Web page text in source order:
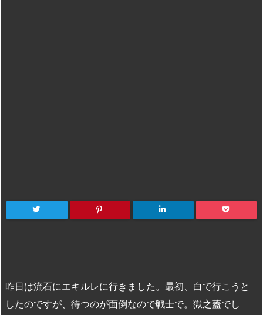
昨日は流石にエキルレに行きました。最初、白で行こうと
したのですが、待つのが面倒なので戦士で。獄之蓋でし